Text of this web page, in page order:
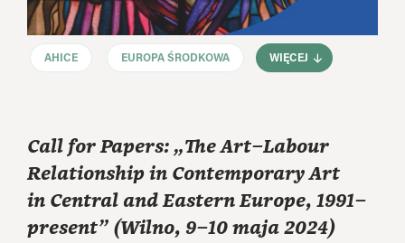
AHICE EUROPA ŚRODKOWA WIĘCEJ
Call for Papers: „The Art–Labour
Relationship in Contemporary Art
in Central and Eastern Europe, 1991–
present” (Wilno, 9–10 maja 2024)